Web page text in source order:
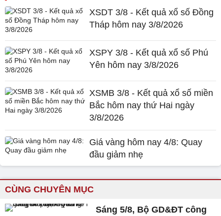
XSDT 3/8 - Kết quả xổ số Đồng
Tháp hôm nay 3/8/2026
XSPY 3/8 - Kết quả xổ số Phú
Yên hôm nay 3/8/2026
XSMB 3/8 - Kết quả xổ số miền
Bắc hôm nay thứ Hai ngày
3/8/2026
Giá vàng hôm nay 4/8: Quay
đầu giảm nhẹ
CÙNG CHUYÊN MỤC
Sáng 5/8, Bộ GD&ĐT công